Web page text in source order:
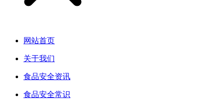
网站首页
关于我们
食品安全资讯
食品安全常识